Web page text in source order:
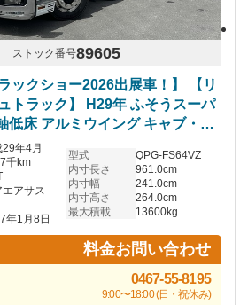
ストック番号89605
ックショー2026出展車！】 【リ
トラック】 H29年 ふそうスーパ
低床 アルミウイング キャブ・ボ
済 アラウンドビューモニター搭
アエアサス 7速マニュアル アル
付
年4月
千km
エアサス
年1月8日
型式
QPG-FS64VZ
内寸長さ
961.0cm
内寸幅
241.0cm
内寸高さ
264.0cm
最大積載
13600kg
料金お問い合わせ
0467-55-8195
9:00〜18:00 (日・祝休み)